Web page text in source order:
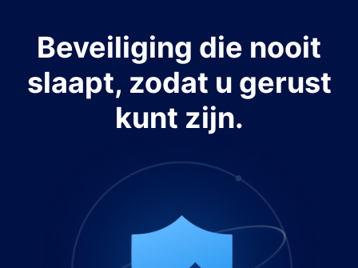
Beveiliging die nooit
slaapt, zodat u gerust
kunt zijn.